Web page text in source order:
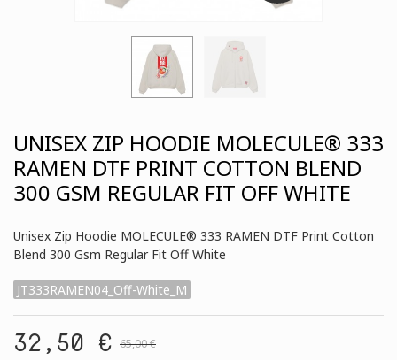
UNISEX ZIP HOODIE MOLECULE® 333
RAMEN DTF PRINT COTTON BLEND
300 GSM REGULAR FIT OFF WHITE
Unisex Zip Hoodie MOLECULE® 333 RAMEN DTF Print Cotton
Blend 300 Gsm Regular Fit Off White
JT333RAMEN04_Off-White_M
32,50 € 65,00 €